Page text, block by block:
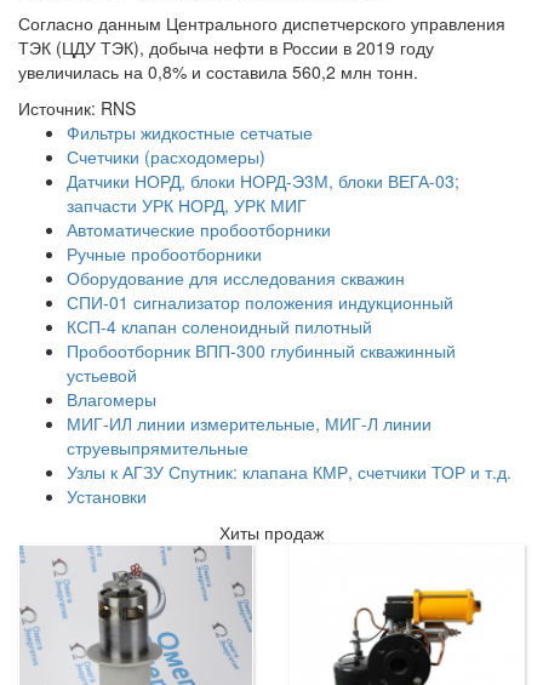
Согласно данным Центрального диспетчерского управления
ТЭК (ЦДУ ТЭК), добыча нефти в России в 2019 году
увеличилась на 0,8% и составила 560,2 млн тонн.
Источник: RNS
Фильтры жидкостные сетчатые
Счетчики (расходомеры)
Датчики НОРД, блоки НОРД-Э3М, блоки ВЕГА-03;
запчасти УРК НОРД, УРК МИГ
Автоматические пробоотборники
Ручные пробоотборники
Оборудование для исследования скважин
СПИ-01 сигнализатор положения индукционный
КСП-4 клапан соленоидный пилотный
Пробоотборник ВПП-300 глубинный скважинный
устьевой
Влагомеры
МИГ-ИЛ линии измерительные, МИГ-Л линии
струевыпрямительные
Узлы к АГЗУ Спутник: клапана КМР, счетчики ТОР и т.д.
Установки
Хиты продаж